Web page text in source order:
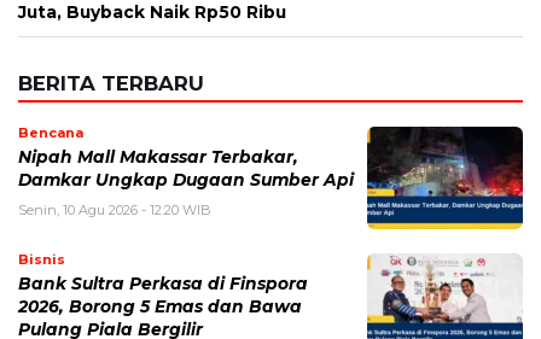
Damkar Ungkap Dugaan Sumber Api
Senin, 10 Agu 2026 - 12:20 WIB
Bisnis
2026, Borong 5 Emas dan Bawa
Pulang Piala Bergilir
Senin, 10 Agu 2026 - 12:05 WIB
GTA 6 Siap Pamer Lebih Banyak! An
Extended Look Tayang 28 Agustus,
Netflix Duluan 6 Jam
Senin, 10 Agu 2026 - 11:54 WIB